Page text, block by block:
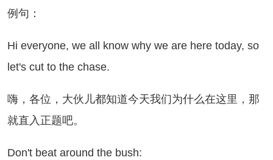
：
we all know why we are here today, so
let's cut to the chase.
各位，大伙儿都知道今天我们为什么在这里，那
就直入正题吧。
beat around the bush: